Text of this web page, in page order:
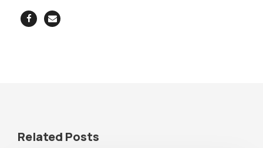
Related Posts